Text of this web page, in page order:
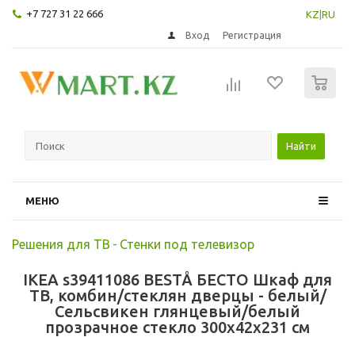
+7 727 31 22 666 KZ RU
Вход Регистрация
Найти
МЕНЮ
Решения для ТВ - Стенки под телевизор
IKEA s39411086 BESTÅ БЕСТО Шкаф для
ТВ, комбин/стеклян дверцы - белый/
Сельсвикен глянцевый/белый
прозрачное стекло 300x42x231 см